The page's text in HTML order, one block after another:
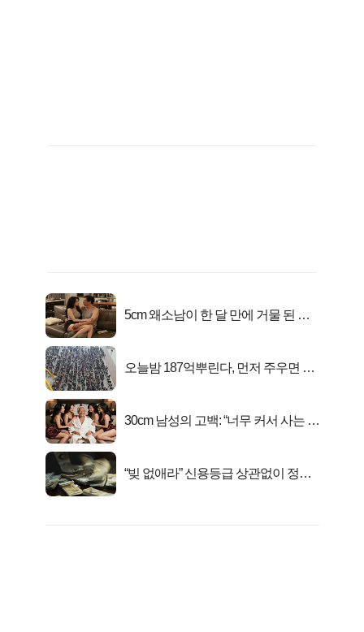
5cm 왜소남이 한 달 만에 거물 된 사
오늘밤 187억뿌린다, 먼저 주우면 최
30cm 남성의 고백: “너무 커서 사는 게
“빚 없애라” 신용등급 상관없이 정부